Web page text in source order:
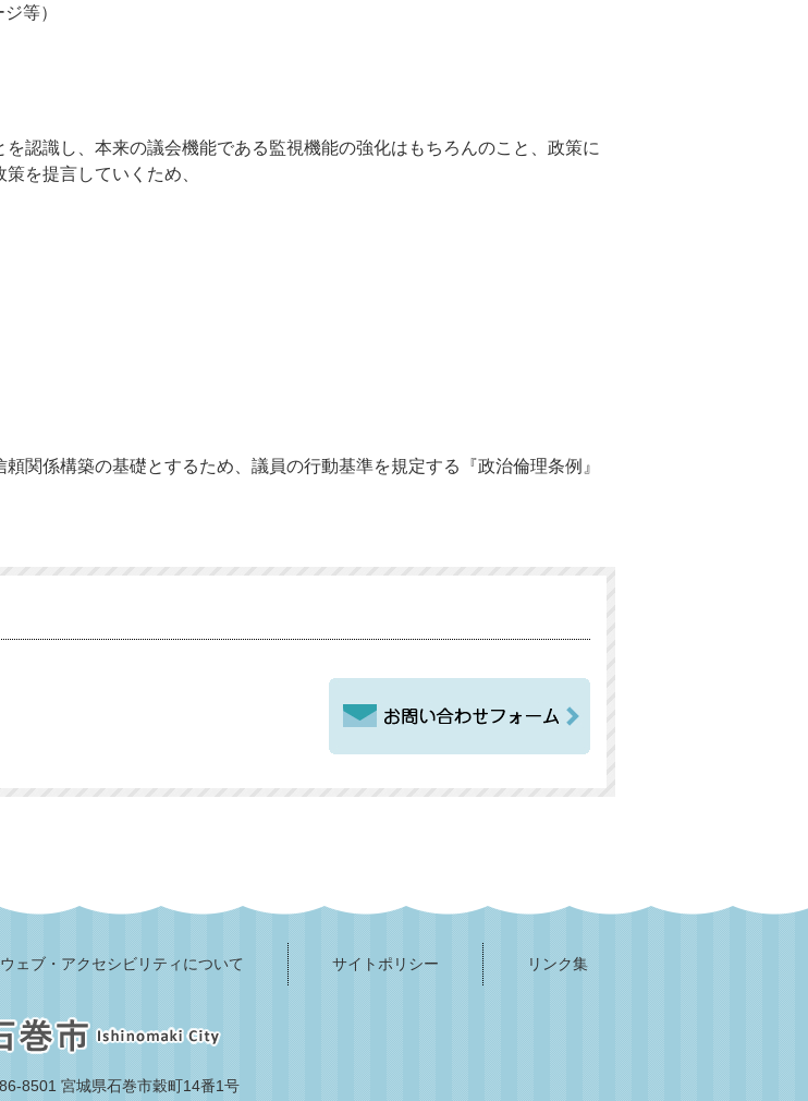
等）
認識し、本来の議会機能である監視機能の強化はもちろんのこと、政策に
を提言していくため、
関係構築の基礎とするため、議員の行動基準を規定する『政治倫理条例』
ウェブ・アクセシビリティについて サイトポリシー リンク集
8501 宮城県石巻市穀町14番1号